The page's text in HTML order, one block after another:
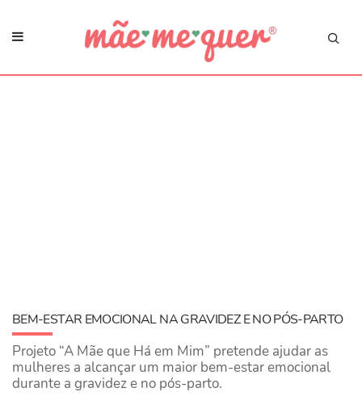
BEM-ESTAR EMOCIONAL NA GRAVIDEZ E NO PÓS-PARTO
Projeto “A Mãe que Há em Mim” pretende ajudar as
mulheres a alcançar um maior bem-estar emocional
durante a gravidez e no pós-parto.